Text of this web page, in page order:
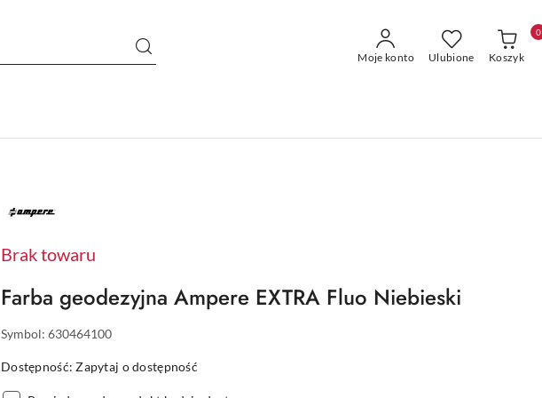
Moje konto Ulubione Koszyk
0
PRODUCENTA:
Brak towaru
Farba geodezyjna Ampere EXTRA Fluo Niebieski
Symbol: 630464100
Dostępność:Zapytaj o dostępność